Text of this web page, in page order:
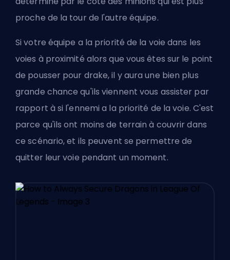
proche de la tour de l'autre équipe.
Si votre équipe a la priorité de la voie dans les
voies à proximité alors que vous êtes sur le point
de pousser pour drake, il y aura une bien plus
grande chance qu'ils viennent vous assister par
rapport à si l'ennemi a la priorité de la voie. C'est
parce qu'ils ont moins de terrain à couvrir dans
ce scénario, et ils peuvent se permettre de
quitter leur voie pendant un moment.